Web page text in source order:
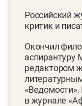
Российский
критик и
Окончил
аспирантуру
редактором
в журнале